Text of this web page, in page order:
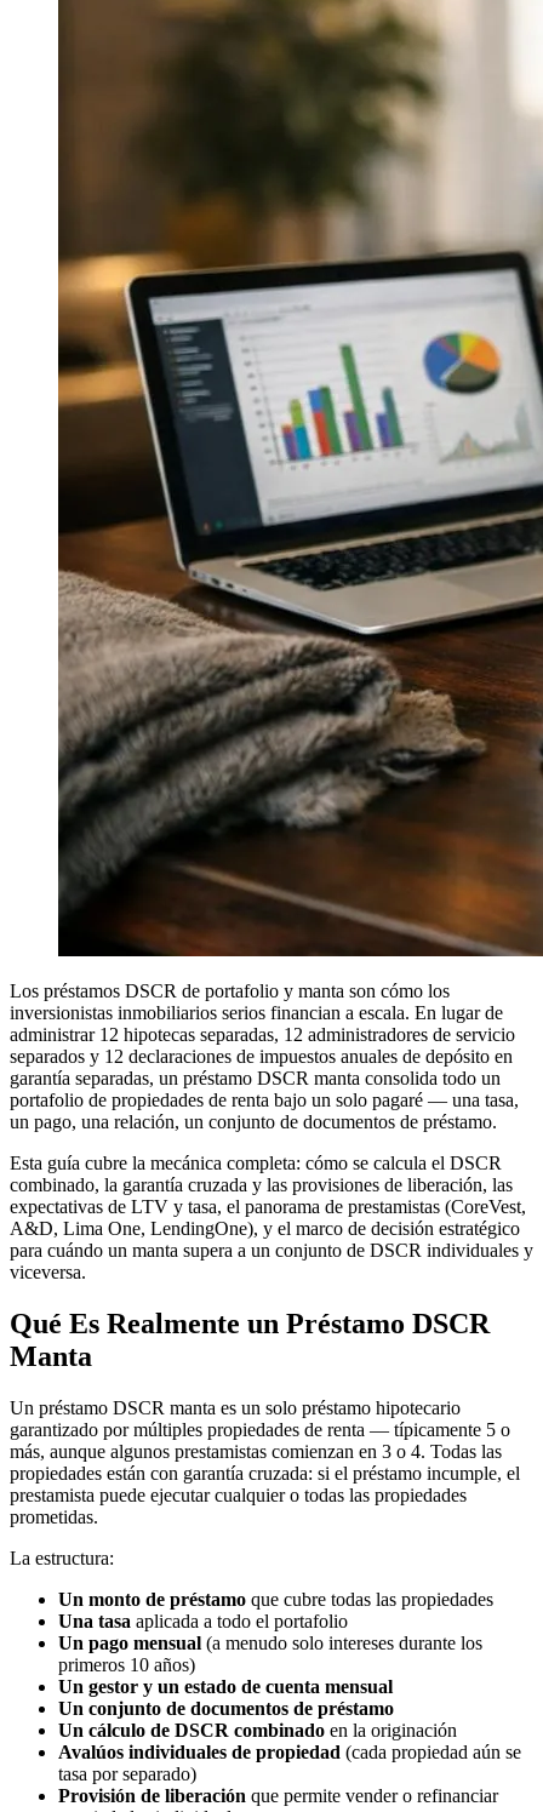
Los préstamos DSCR de portafolio y manta son cómo los
inversionistas inmobiliarios serios financian a escala. En lugar de
administrar 12 hipotecas separadas, 12 administradores de servicio
separados y 12 declaraciones de impuestos anuales de depósito en
garantía separadas, un préstamo DSCR manta consolida todo un
portafolio de propiedades de renta bajo un solo pagaré — una tasa,
un pago, una relación, un conjunto de documentos de préstamo.
Esta guía cubre la mecánica completa: cómo se calcula el DSCR
combinado, la garantía cruzada y las provisiones de liberación, las
expectativas de LTV y tasa, el panorama de prestamistas (CoreVest,
A&D, Lima One, LendingOne), y el marco de decisión estratégico
para cuándo un manta supera a un conjunto de DSCR individuales y
viceversa.
Qué Es Realmente un Préstamo DSCR
Manta
Un préstamo DSCR manta es un solo préstamo hipotecario
garantizado por múltiples propiedades de renta — típicamente 5 o
más, aunque algunos prestamistas comienzan en 3 o 4. Todas las
propiedades están con garantía cruzada: si el préstamo incumple, el
prestamista puede ejecutar cualquier o todas las propiedades
prometidas.
La estructura:
Un monto de préstamo que cubre todas las propiedades
Una tasa aplicada a todo el portafolio
Un pago mensual (a menudo solo intereses durante los
primeros 10 años)
Un gestor y un estado de cuenta mensual
Un conjunto de documentos de préstamo
Un cálculo de DSCR combinado en la originación
Avalúos individuales de propiedad (cada propiedad aún se
tasa por separado)
Provisión de liberación que permite vender o refinanciar